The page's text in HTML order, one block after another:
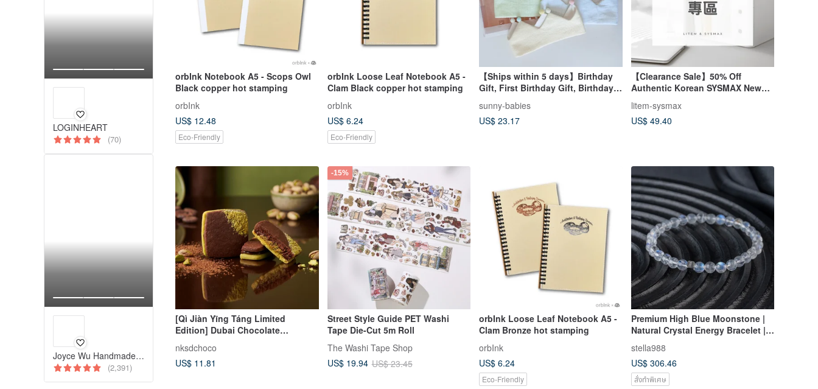
LOGINHEART
(70)
Joyce Wu Handmade Jewelry
(2,391)
orbInk Notebook A5 - Scops Owl
Black copper hot stamping
orbInk
US$ 12.48
Eco-Friendly
orbInk Loose Leaf Notebook A5 -
Clam Black copper hot stamping
orbInk
US$ 6.24
Eco-Friendly
【Ships within 5 days】Birthday
Gift, First Birthday Gift, Birthday
sunny-babies
US$ 23.17
【Clearance Sale】50% Off
Authentic Korean SYSMAX New
Textured Stand
litem-sysmax
US$ 49.40
[Qì Jiàn Yīng Táng Limited
Edition] Dubai Chocolate
Sandwich Cookie (5-piece Petite
Pack)
nksdchoco
US$ 11.81
-15%
Street Style Guide PET Washi
Tape Die-Cut 5m Roll
The Washi Tape Shop
US$ 19.94 US$ 23.45
orbInk Loose Leaf Notebook A5 -
Clam Bronze hot stamping
orbInk
US$ 6.24
Eco-Friendly
Premium High Blue Moonstone |
Natural Crystal Energy Bracelet |
5.5-6.0mm D14301
stella988
US$ 306.46
สั่งทำพิเศษ